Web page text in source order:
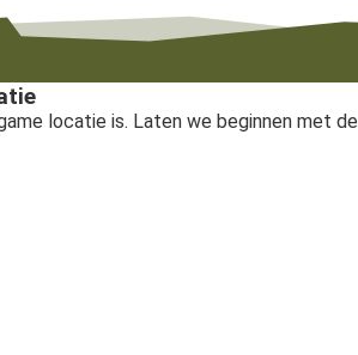
locatie is. Laten we beginnen met de